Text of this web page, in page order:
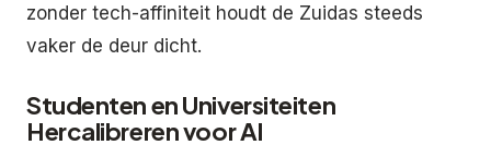
zonder tech-affiniteit houdt de Zuidas steeds
vaker de deur dicht.
Studenten en Universiteiten
Hercalibreren voor AI